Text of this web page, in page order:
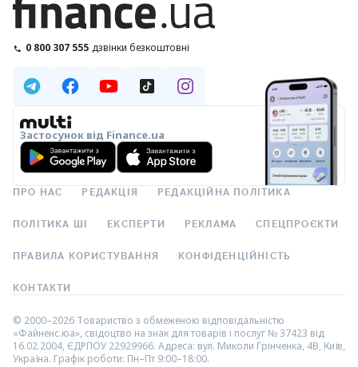
0 800 307 555 дзвінки безкоштовні
Застосунок від Finance.ua
ПРО НАС РЕДАКЦІЯ РЕДАКЦІЙНА ПОЛІТИКА
ПОЛІТИКА ШІ ЕКСПЕРТИ РЕКЛАМА СПЕЦПРОЄКТИ
ПРАВИЛА КОРИСТУВАННЯ КОНФІДЕНЦІЙНІСТЬ
КОНТАКТИ
© 2000–2026 Товариство з обмеженою відповідальністю
«Файненс.юа», свідоцтво на знак для товарів і послуг № 37423 від
16.02.2004, ЄДРПОУ 22929966. Адреса: вул. Миколи Грінченка, 4В, Київ,
Україна. Графік роботи: Пн–Пт 9:00–18:00.